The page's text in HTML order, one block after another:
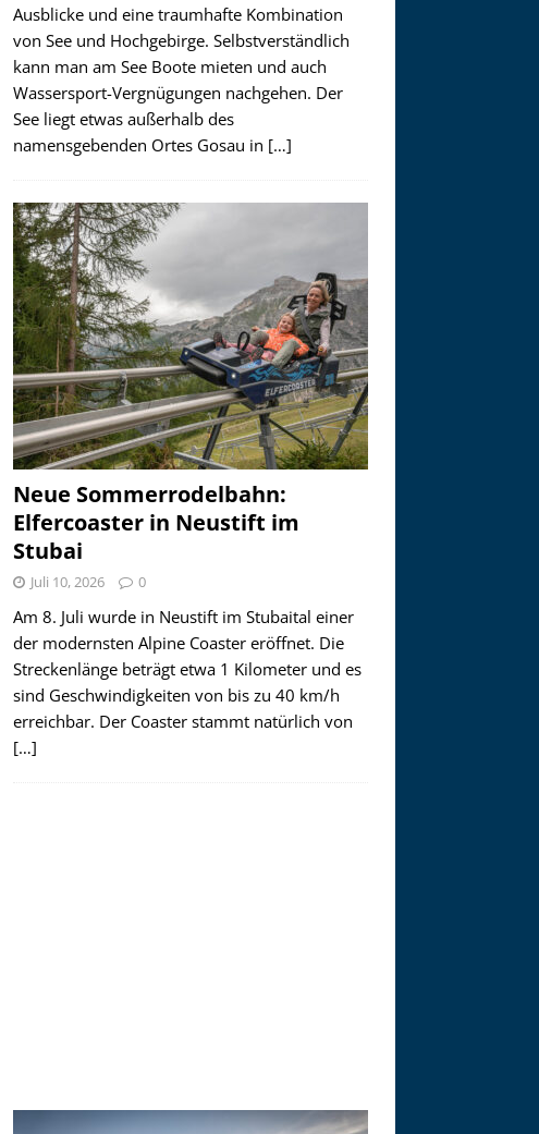
Ausblicke und eine traumhafte Kombination
von See und Hochgebirge. Selbstverständlich
kann man am See Boote mieten und auch
Wassersport-Vergnügungen nachgehen. Der
See liegt etwas außerhalb des
namensgebenden Ortes Gosau in […]
Neue Sommerrodelbahn:
Elfercoaster in Neustift im
Stubai
Juli 10, 2026 0
Am 8. Juli wurde in Neustift im Stubaital einer
der modernsten Alpine Coaster eröffnet. Die
Streckenlänge beträgt etwa 1 Kilometer und es
sind Geschwindigkeiten von bis zu 40 km/h
erreichbar. Der Coaster stammt natürlich von
[…]